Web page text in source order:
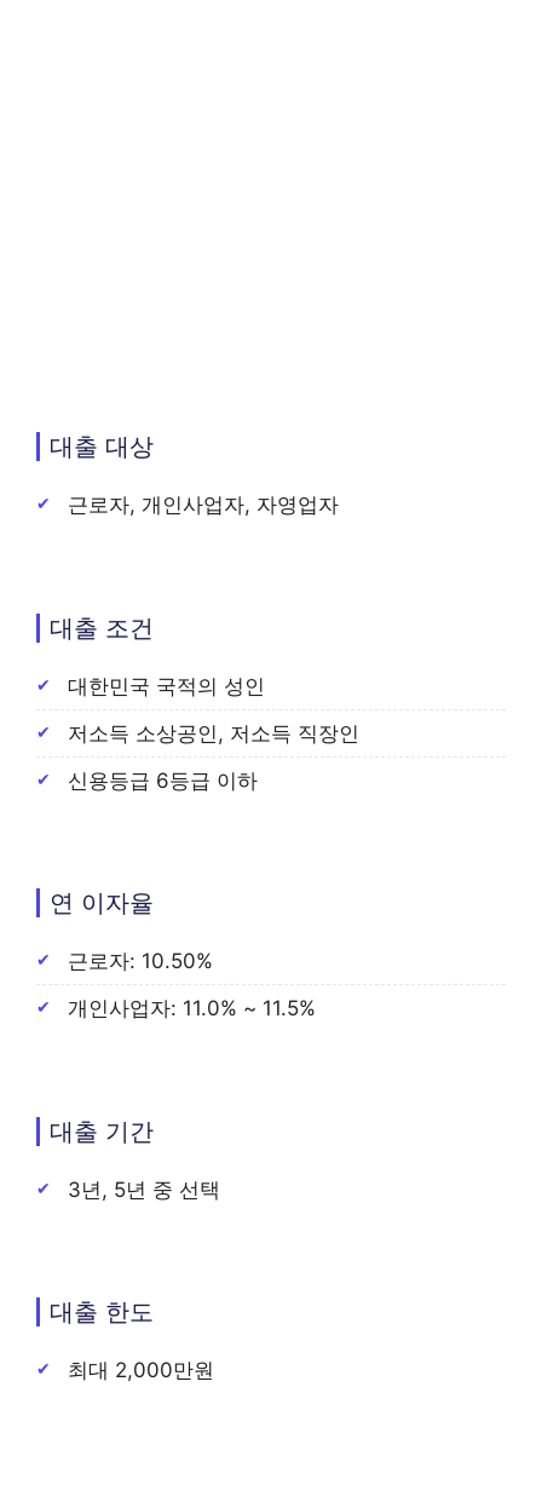
대출 대상
근로자, 개인사업자, 자영업자
대출 조건
대한민국 국적의 성인
저소득 소상공인, 저소득 직장인
신용등급 6등급 이하
연 이자율
근로자: 10.50%
개인사업자: 11.0% ~ 11.5%
대출 기간
3년, 5년 중 선택
대출 한도
최대 2,000만원